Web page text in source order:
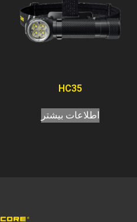
HC35
اطلاعات بیشتر